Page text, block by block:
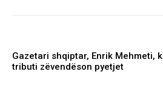
Gazetari shqiptar, Enrik Mehmeti,
tributi zëvendëson pyetjet